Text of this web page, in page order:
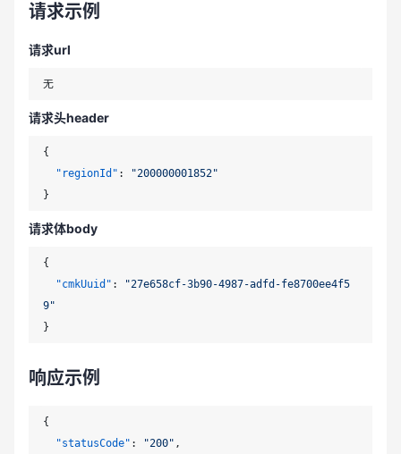
请求示例
请求url
无
请求头header
{
"regionId" :
"200000001852"
}
请求体body
{
"cmkUuid" :
"27e658cf-3b90-4987-adfd-fe8700ee4f5
9"
}
响应示例
{
"statusCode" : "200" ,